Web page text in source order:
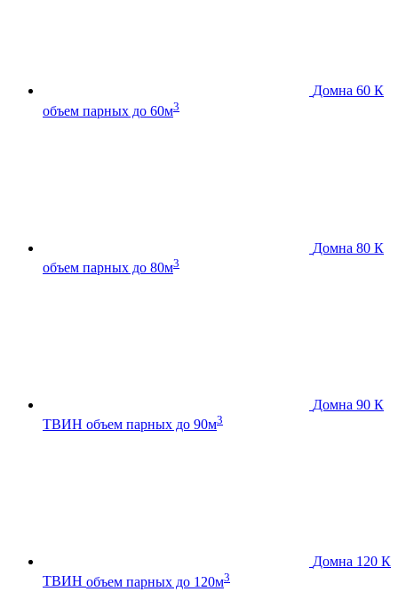
Домна 60 К
объем парных до 60м3
Домна 80 К
объем парных до 80м3
Домна 90 К
ТВИН объем парных до 90м3
Домна 120 К
ТВИН объем парных до 120м3